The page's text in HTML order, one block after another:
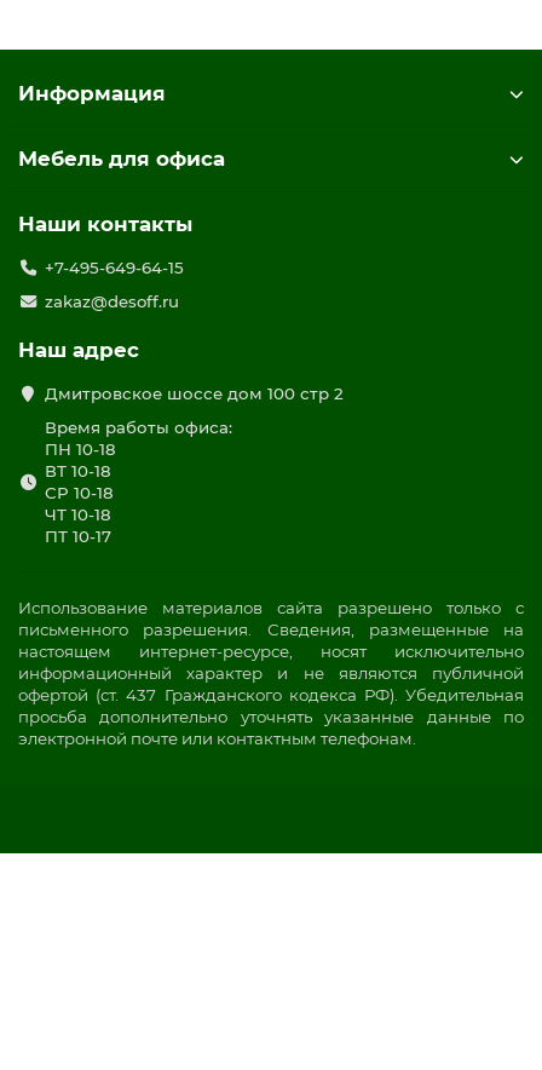
Информация
Мебель для офиса
Наши контакты
+7-495-649-64-15
zakaz@desoff.ru
Наш адрес
Дмитровское шоссе дом 100 стр 2
Время работы офиса:
ПН 10-18
ВТ 10-18
СР 10-18
ЧТ 10-18
ПТ 10-17
Использование материалов сайта разрешено только с
письменного разрешения. Сведения, размещенные на
настоящем интернет-ресурсе, носят исключительно
информационный характер и не являются публичной
офертой (ст. 437 Гражданского кодекса РФ). Убедительная
просьба дополнительно уточнять указанные данные по
электронной почте или контактным телефонам.